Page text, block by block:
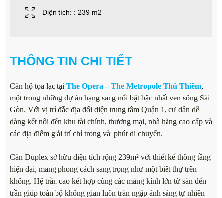
Diện tích: : 239 m2
THÔNG TIN CHI TIẾT
Căn hộ tọa lạc tại The Opera – The Metropole Thủ Thiêm,
một trong những dự án hạng sang nổi bật bậc nhất ven sông Sài
Gòn. Với vị trí đắc địa đối diện trung tâm Quận 1, cư dân dễ
dàng kết nối đến khu tài chính, thương mại, nhà hàng cao cấp và
các địa điểm giải trí chỉ trong vài phút di chuyển.
Căn Duplex sở hữu diện tích rộng 239m² với thiết kế thông tầng
hiện đại, mang phong cách sang trọng như một biệt thự trên
không. Hệ trần cao kết hợp cùng các mảng kính lớn từ sàn đến
trần giúp toàn bộ không gian luôn tràn ngập ánh sáng tự nhiên